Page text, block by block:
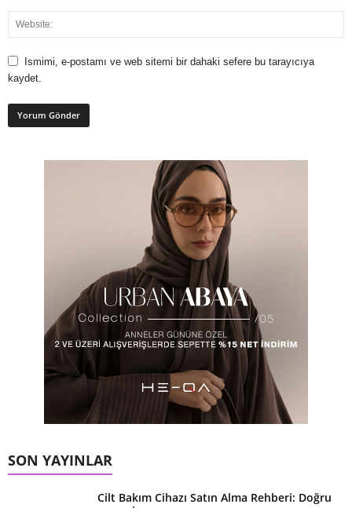
Ismimi, e-postamı ve web sitemi bir dahaki sefere bu tarayıcıya
kaydet.
SON YAYINLAR
Cilt Bakım Cihazı Satın Alma Rehberi: Doğru